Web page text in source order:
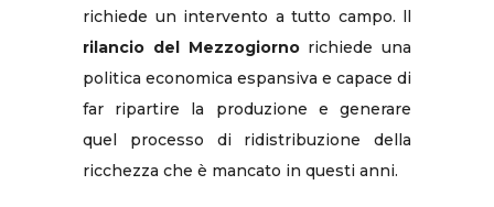
richiede un intervento a tutto campo. ll
rilancio del Mezzogiornorichiede una
politica economica espansiva e capace di
far ripartire la produzione e generare
quel processo di ridistribuzione della
ricchezza che è mancato in questi anni.